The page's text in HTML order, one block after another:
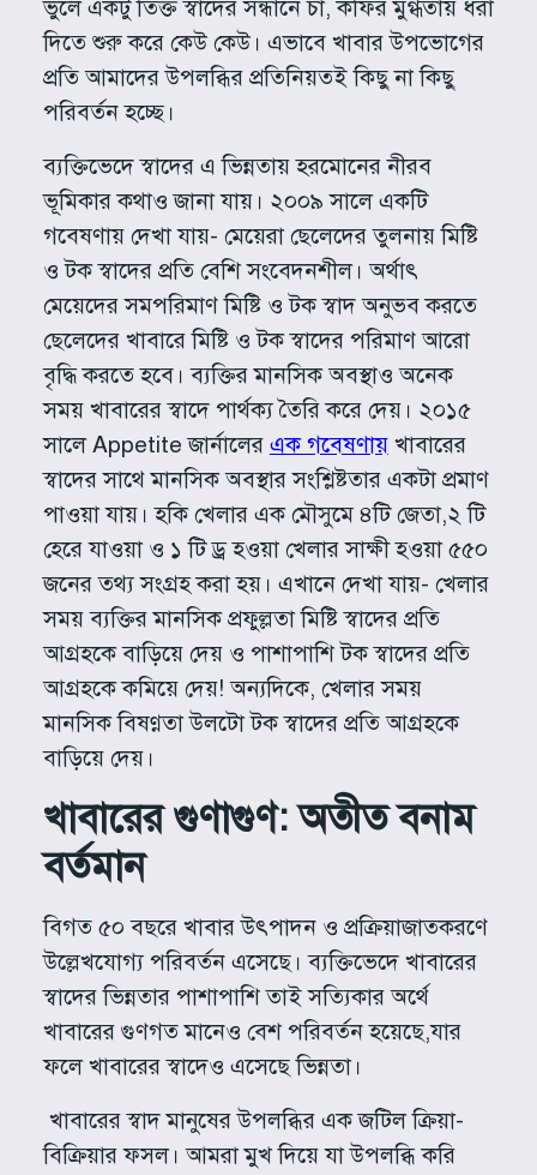
ভুলে একটু তিক্ত স্বাদের সন্ধানে চা, কফির মুগ্ধতায় ধরা
দিতে শুরু করে কেউ কেউ। এভাবে খাবার উপভোগের
প্রতি আমাদের উপলব্ধির প্রতিনিয়তই কিছু না কিছু
পরিবর্তন হচ্ছে।
ব্যক্তিভেদে স্বাদের এ ভিন্নতায় হরমোনের নীরব
ভূমিকার কথাও জানা যায়। ২০০৯ সালে একটি
গবেষণায় দেখা যায়- মেয়েরা ছেলেদের তুলনায় মিষ্টি
ও টক স্বাদের প্রতি বেশি সংবেদনশীল। অর্থাৎ
মেয়েদের সমপরিমাণ মিষ্টি ও টক স্বাদ অনুভব করতে
ছেলেদের খাবারে মিষ্টি ও টক স্বাদের পরিমাণ আরো
বৃদ্ধি করতে হবে। ব্যক্তির মানসিক অবস্থাও অনেক
সময় খাবারের স্বাদে পার্থক্য তৈরি করে দেয়। ২০১৫
সালে Appetite জার্নালের এক গবেষণায়খাবারের
স্বাদের সাথে মানসিক অবস্থার সংশ্লিষ্টতার একটা প্রমাণ
পাওয়া যায়। হকি খেলার এক মৌসুমে ৪টি জেতা,২ টি
হেরে যাওয়া ও ১ টি ড্র হওয়া খেলার সাক্ষী হওয়া ৫৫০
জনের তথ্য সংগ্রহ করা হয়। এখানে দেখা যায়- খেলার
সময় ব্যক্তির মানসিক প্রফুল্লতা মিষ্টি স্বাদের প্রতি
আগ্রহকে বাড়িয়ে দেয় ও পাশাপাশি টক স্বাদের প্রতি
আগ্রহকে কমিয়ে দেয়! অন্যদিকে, খেলার সময়
মানসিক বিষণ্ণতা উলটো টক স্বাদের প্রতি আগ্রহকে
বাড়িয়ে দেয়।
খাবারের গুণাগুণ: অতীত বনাম
বর্তমান
বিগত ৫০ বছরে খাবার উৎপাদন ও প্রক্রিয়াজাতকরণে
উল্লেখযোগ্য পরিবর্তন এসেছে। ব্যক্তিভেদে খাবারের
স্বাদের ভিন্নতার পাশাপাশি তাই সত্যিকার অর্থে
খাবারের গুণগত মানেও বেশ পরিবর্তন হয়েছে,যার
ফলে খাবারের স্বাদেও এসেছে ভিন্নতা।
খাবারের স্বাদ মানুষের উপলব্ধির এক জটিল ক্রিয়া-
বিক্রিয়ার ফসল। আমরা মুখ দিয়ে যা উপলব্ধি করি